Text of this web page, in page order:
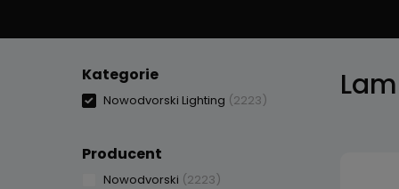
Kategorie
Nowodvorski Lighting (2223)
Producent
Nowodvorski (2223)